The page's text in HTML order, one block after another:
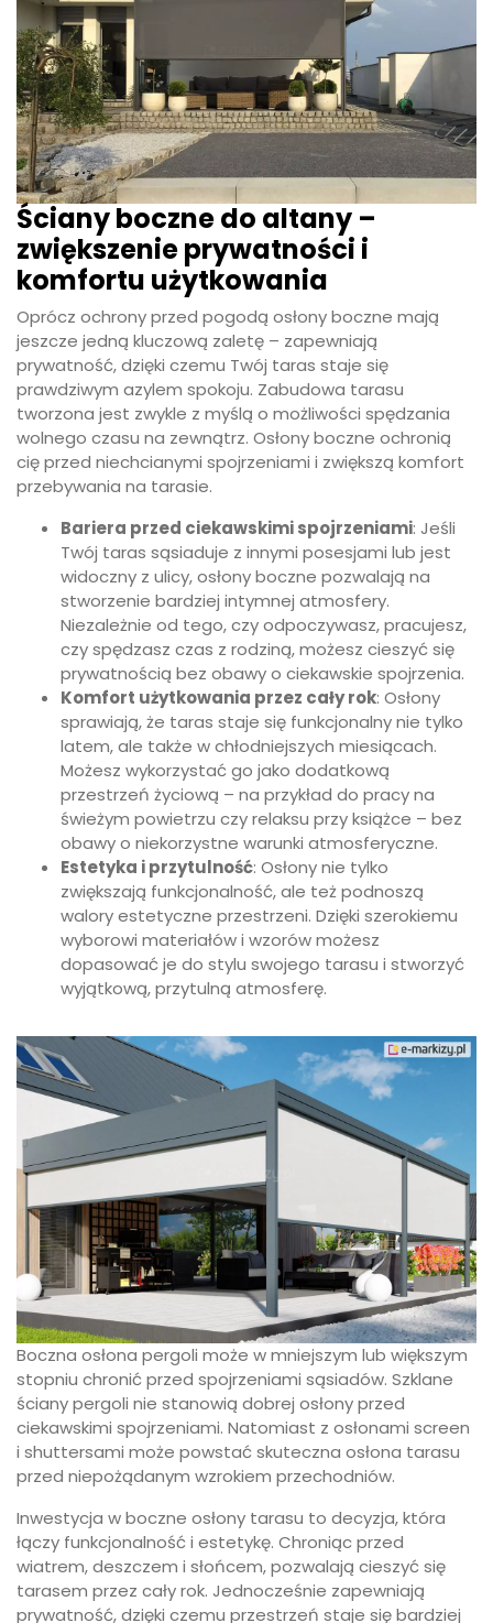
Ściany boczne do altany –
zwiększenie prywatności i
komfortu użytkowania
Oprócz ochrony przed pogodą osłony boczne mają
jeszcze jedną kluczową zaletę – zapewniają
prywatność, dzięki czemu Twój taras staje się
prawdziwym azylem spokoju. Zabudowa tarasu
tworzona jest zwykle z myślą o możliwości spędzania
wolnego czasu na zewnątrz. Osłony boczne ochronią
cię przed niechcianymi spojrzeniami i zwiększą komfort
przebywania na tarasie.
Bariera przed ciekawskimi spojrzeniami: Jeśli
Twój taras sąsiaduje z innymi posesjami lub jest
widoczny z ulicy, osłony boczne pozwalają na
stworzenie bardziej intymnej atmosfery.
Niezależnie od tego, czy odpoczywasz, pracujesz,
czy spędzasz czas z rodziną, możesz cieszyć się
prywatnością bez obawy o ciekawskie spojrzenia.
Komfort użytkowania przez cały rok: Osłony
sprawiają, że taras staje się funkcjonalny nie tylko
latem, ale także w chłodniejszych miesiącach.
Możesz wykorzystać go jako dodatkową
przestrzeń życiową – na przykład do pracy na
świeżym powietrzu czy relaksu przy książce – bez
obawy o niekorzystne warunki atmosferyczne.
Estetyka i przytulność: Osłony nie tylko
zwiększają funkcjonalność, ale też podnoszą
walory estetyczne przestrzeni. Dzięki szerokiemu
wyborowi materiałów i wzorów możesz
dopasować je do stylu swojego tarasu i stworzyć
wyjątkową, przytulną atmosferę.
Boczna osłona pergoli może w mniejszym lub większym
stopniu chronić przed spojrzeniami sąsiadów. Szklane
ściany pergoli nie stanowią dobrej osłony przed
ciekawskimi spojrzeniami. Natomiast z osłonami screen
i shuttersami może powstać skuteczna osłona tarasu
przed niepożądanym wzrokiem przechodniów.
Inwestycja w boczne osłony tarasu to decyzja, która
łączy funkcjonalność i estetykę. Chroniąc przed
wiatrem, deszczem i słońcem, pozwalają cieszyć się
tarasem przez cały rok. Jednocześnie zapewniają
prywatność, dzięki czemu przestrzeń staje się bardziej